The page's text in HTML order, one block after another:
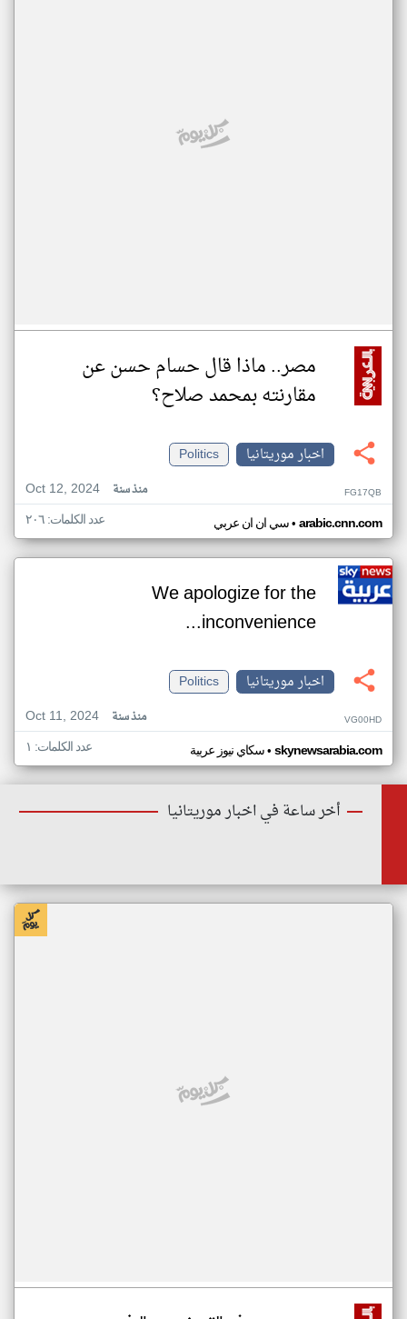
مصر.. ماذا قال حسام حسن عن
مقارنته بمحمد صلاح؟
اخبار موريتانيا
Politics
Oct 12, 2024
منذ سنة FG17QB
سي ان ان عربي• arabic.cnn.com عدد الكلمات: ٢٠٦
We apologize for the
inconvenience...
اخبار موريتانيا
Politics
Oct 11, 2024
منذ سنة VG00HD
سكاي نيوز عربية• skynewsarabia.com عدد الكلمات: ١
أخر ساعة في اخبار موريتانيا